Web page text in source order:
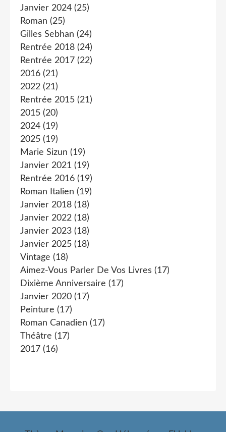
Janvier 2024 (25)
Roman (25)
Gilles Sebhan (24)
Rentrée 2018 (24)
Rentrée 2017 (22)
2016 (21)
2022 (21)
Rentrée 2015 (21)
2015 (20)
2024 (19)
2025 (19)
Marie Sizun (19)
Janvier 2021 (19)
Rentrée 2016 (19)
Roman Italien (19)
Janvier 2018 (18)
Janvier 2022 (18)
Janvier 2023 (18)
Janvier 2025 (18)
Vintage (18)
Aimez-Vous Parler De Vos Livres (17)
Dixième Anniversaire (17)
Janvier 2020 (17)
Peinture (17)
Roman Canadien (17)
Théâtre (17)
2017 (16)